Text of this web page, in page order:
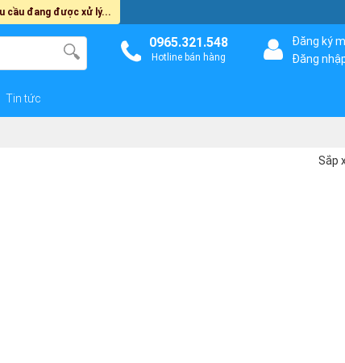
0965.321.548
Hotline bán hàng
Đăng ký
Đăng
Tin tức
Sắp
cầu đang được xử lý...